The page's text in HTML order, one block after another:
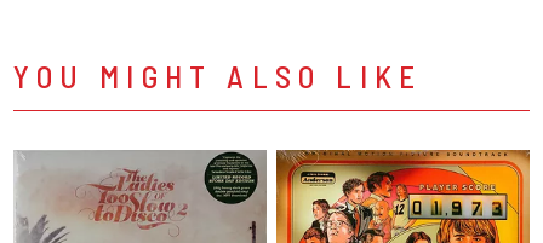
YOU MIGHT ALSO LIKE